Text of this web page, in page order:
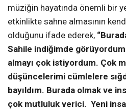
müziğin hayatında önemli bir
etkinlikte sahne almasının
olduğunu ifade ederek,
Sahile indiğimde
almayı çok istiyordum. Çok
düşüncelerimi cümlelere
bayıldım. Burada olmak ve
çok mutluluk verici. Yeni